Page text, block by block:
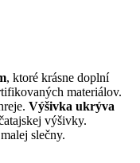
, ktoré krásne doplní
materiálov.
Výšivka ukrýva
výšivky.
slečny.